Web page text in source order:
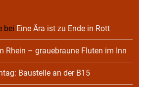
bei Eine Ära ist zu Ende in Rott
Rhein – grauebraune Fluten im Inn
Baustelle an der B15